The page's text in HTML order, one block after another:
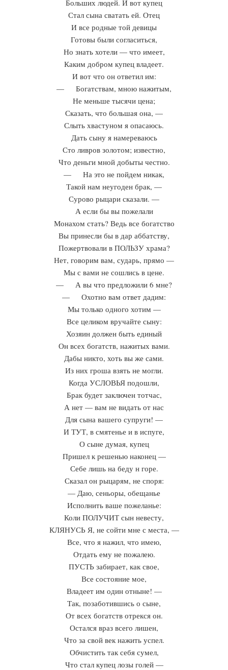
Больших людей. И вот купец
Стал сына сватать ей. Отец
И все родные той девицы
Готовы были согласиться,
Но знать хотели — что имеет,
Каким добром купец владеет.
И вот что он ответил им:
— Богатствам, мною нажитым,
Не меньше тысячи цена;
Сказать, что большая она, —
Слыть хвастуном я опасаюсь.
Дать сыну я намереваюсь
Сто ливров золотом; известно,
Что деньги мной добыты честно.
— На это не пойдем никак,
Такой нам неугоден брак, —
Сурово рыцари сказали. —
А если бы вы пожелали
Монахом стать? Ведь все богатство
Вы принесли бы в дар аббатству,
Пожертвовали в ПОЛЬЗУ храма?
Нет, говорим вам, сударь, прямо —
Мы с вами не сошлись в цене.
— А вы что предложили 6 мне?
— Охотно вам ответ дадим:
Мы только одного хотим —
Все целиком вручайте сыну:
Хозяин должен быть единый
Он всех богатств, нажитых вами.
Дабы никто, хоть вы же сами.
Из них гроша взять не могли.
Когда УСЛОВЬЯ подошли,
Брак будет заключен тотчас,
А нет — вам не видать от нас
Для сына вашего супруги! —
И ТУТ, в смятенье и в испуге,
О сыне думая, купец
Пришел к решенью наконец —
Себе лишь на беду н горе.
Сказал он рыцарям, не споря:
— Даю, сеньоры, обещанье
Исполнить ваше пожеланье:
Коли ПОЛУЧИТ сын невесту,
КЛЯНУСЬ Я, не сойти мне с места, —
Все, что я нажил, что имею,
Отдать ему не пожалею.
ПУСТЬ забирает, как свое,
Все состояние мое,
Владеет им один отныне! —
Так, позаботившись о сыне,
От всех богатств отрекся он.
Остался враз всего лишен,
Что за свой век нажить успел.
Обчистить так себя сумел,
Что стал купец лозы голей —